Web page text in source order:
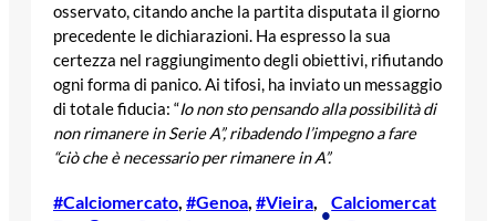
osservato, citando anche la partita disputata il giorno
precedente le dichiarazioni. Ha espresso la sua
certezza nel raggiungimento degli obiettivi, rifiutando
ogni forma di panico. Ai tifosi, ha inviato un messaggio
di totale fiducia: “Io non sto pensando alla possibilità di
non rimanere in Serie A”, ribadendo l’impegno a fare
“ciò che è necessario per rimanere in A”.
#Calciomercato, #Genoa, #Vieira
•
Calciomercat